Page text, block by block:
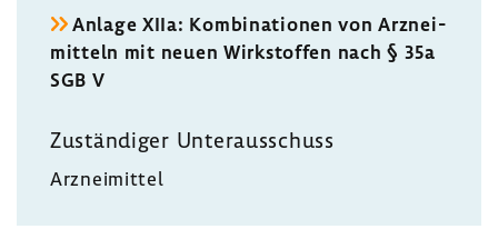
Anlage XIIa: Kombi­na­tionen von Arznei­
mit­teln mit neuen Wirk­stoffen nach § 35a
SGB V
Zustän­diger Unter­aus­schuss
Arznei­mittel